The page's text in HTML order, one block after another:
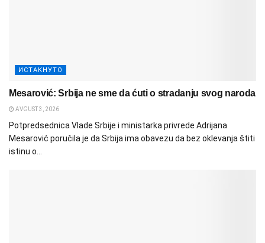
ИСТАКНУТО
Mesarović: Srbija ne sme da ćuti o stradanju svog naroda
AVGUST 3, 2026
Potpredsednica Vlade Srbije i ministarka privrede Adrijana
Mesarović poručila je da Srbija ima obavezu da bez oklevanja štiti
istinu o...